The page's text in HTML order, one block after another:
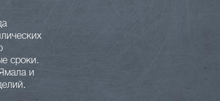
сроки.
и